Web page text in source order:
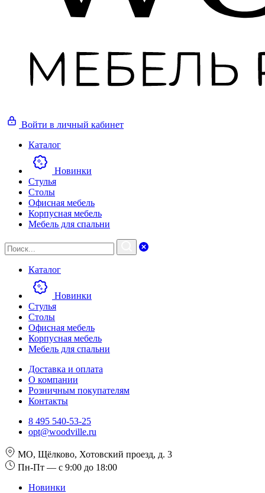
Войти в личный кабинет
Каталог
Новинки
Стулья
Столы
Офисная мебель
Корпусная мебель
Мебель для спальни
Каталог
Новинки
Стулья
Столы
Офисная мебель
Корпусная мебель
Мебель для спальни
Доставка и оплата
О компании
Розничным покупателям
Контакты
8 495 540-53-25
opt@woodville.ru
МО, Щёлково, Хотовский проезд, д. 3
Пн-Пт — с 9:00 до 18:00
Новинки